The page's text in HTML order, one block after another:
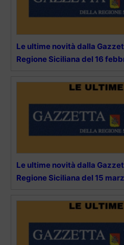
Le ultime novità dalla
Regione Siciliana del 16
Le ultime novità dalla
Regione Siciliana del 15